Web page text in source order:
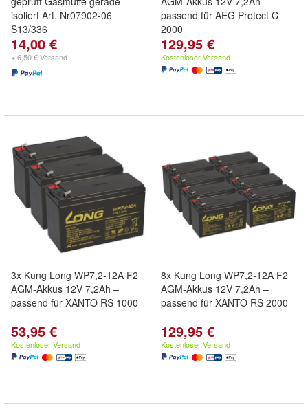
isoliert Art. Nr07902-06
S13/336
14,00 €
+ 6,50 € Versand
passend für AEG Protect C
2000
129,95 €
Kostenloser Versand
3x Kung Long WP7,2-12A F2
AGM-Akkus 12V 7,2Ah –
passend für XANTO RS 1000
53,95 €
Kostenloser Versand
8x Kung Long WP7,2-12A F2
AGM-Akkus 12V 7,2Ah –
passend für XANTO RS 2000
129,95 €
Kostenloser Versand